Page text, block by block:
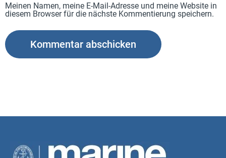
Meinen Namen, meine E-Mail-Adresse und meine Website in
diesem Browser für die nächste Kommentierung speichern.